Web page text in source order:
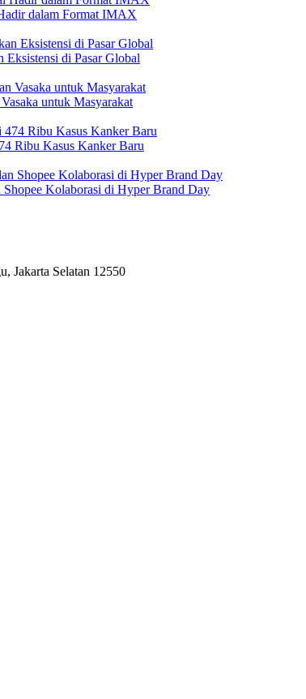
dalam Format IMAX
di Pasar Global
untuk Masyarakat
Ribu Kasus Kanker Baru
Kolaborasi di Hyper Brand Day
Jakarta Selatan 12550